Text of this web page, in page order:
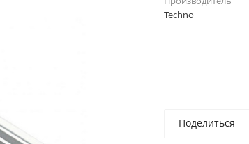
Techno
Поделиться